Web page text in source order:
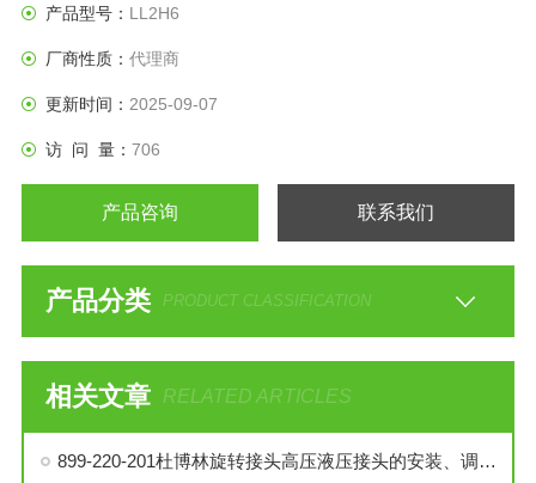
产品型号： LL2H6
厂商性质： 代理商
更新时间： 2025-09-07
访 问 量： 706
产品咨询 联系我们
产品分类 PRODUCT CLASSIFICATION
相关文章 RELATED ARTICLES
899-220-201杜博林旋转接头高压液压接头的安装、调试与维护技巧